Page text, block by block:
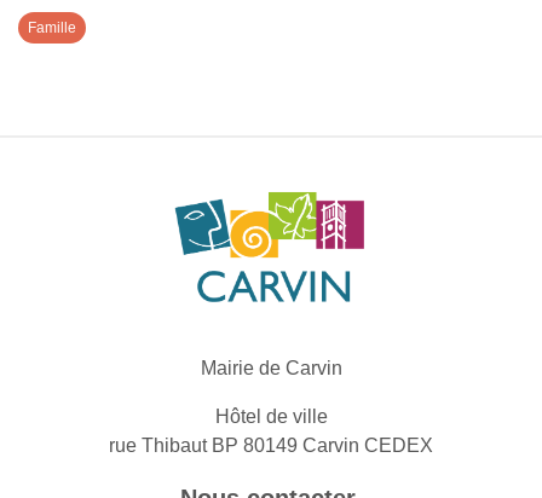
Famille
Mairie de Carvin
Hôtel de ville
rue Thibaut BP 80149 Carvin CEDEX